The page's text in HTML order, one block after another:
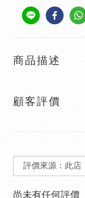
商品描述
顧客評價
尚未有任何評價